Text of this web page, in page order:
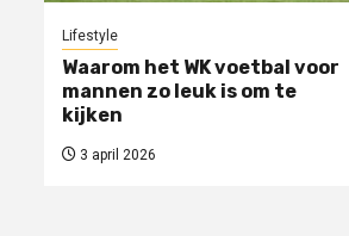
Lifestyle
Waarom het WK voetbal voor
mannen zo leuk is om te
kijken
3 april 2026